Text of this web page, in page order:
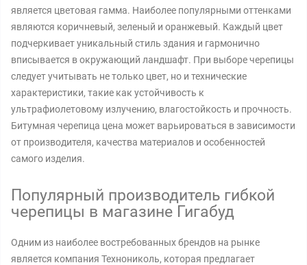
является цветовая гамма. Наиболее популярными оттенками
являются коричневый, зеленый и оранжевый. Каждый цвет
подчеркивает уникальный стиль здания и гармонично
вписывается в окружающий ландшафт. При выборе черепицы
следует учитывать не только цвет, но и технические
характеристики, такие как устойчивость к
ультрафиолетовому излучению, влагостойкость и прочность.
Битумная черепица цена может варьироваться в зависимости
от производителя, качества материалов и особенностей
самого изделия.
Популярный производитель гибкой
черепицы в магазине Гигабуд
Одним из наиболее востребованных брендов на рынке
является компания Технониколь, которая предлагает